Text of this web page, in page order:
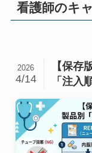
看護師のキ
【保存
「注入
2026
4/14